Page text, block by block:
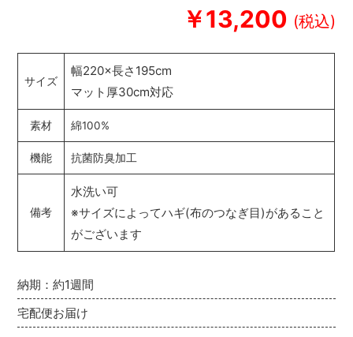
￥13,200
納期：約1週間
宅配便お届け
サイズ
幅220×長さ195cm
マット厚30cm対応
素材 綿100%
機能 抗菌防臭加工
備考
水洗い可
※サイズによってハギ(布のつなぎ目)があること
がございます